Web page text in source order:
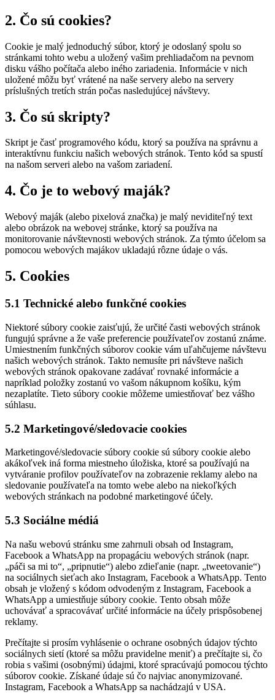
2. Čo sú cookies?
Cookie je malý jednoduchý súbor, ktorý je odoslaný spolu so
stránkami tohto webu a uložený vašim prehliadačom na pevnom
disku vášho počítača alebo iného zariadenia. Informácie v nich
uložené môžu byť vrátené na naše servery alebo na servery
príslušných tretích strán počas nasledujúcej návštevy.
3. Čo sú skripty?
Skript je časť programového kódu, ktorý sa používa na správnu a
interaktívnu funkciu našich webových stránok. Tento kód sa spustí
na našom serveri alebo na vašom zariadení.
4. Čo je to webový maják?
Webový maják (alebo pixelová značka) je malý neviditeľný text
alebo obrázok na webovej stránke, ktorý sa používa na
monitorovanie návštevnosti webových stránok. Za týmto účelom sa
pomocou webových majákov ukladajú rôzne údaje o vás.
5. Cookies
5.1 Technické alebo funkčné cookies
Niektoré súbory cookie zaisťujú, že určité časti webových stránok
fungujú správne a že vaše preferencie používateľov zostanú známe.
Umiestnením funkčných súborov cookie vám uľahčujeme návštevu
našich webových stránok. Takto nemusíte pri návšteve našich
webových stránok opakovane zadávať rovnaké informácie a
napríklad položky zostanú vo vašom nákupnom košíku, kým
nezaplatíte. Tieto súbory cookie môžeme umiestňovať bez vášho
súhlasu.
5.2 Marketingové/sledovacie cookies
Marketingové/sledovacie súbory cookie sú súbory cookie alebo
akákoľvek iná forma miestneho úložiska, ktoré sa používajú na
vytváranie profilov používateľov na zobrazenie reklamy alebo na
sledovanie používateľa na tomto webe alebo na niekoľkých
webových stránkach na podobné marketingové účely.
5.3 Sociálne médiá
Na našu webovú stránku sme zahrnuli obsah od Instagram,
Facebook a WhatsApp na propagáciu webových stránok (napr.
„páči sa mi to“, „pripnutie“) alebo zdieľanie (napr. „tweetovanie“)
na sociálnych sieťach ako Instagram, Facebook a WhatsApp. Tento
obsah je vložený s kódom odvodeným z Instagram, Facebook a
WhatsApp a umiestňuje súbory cookie. Tento obsah môže
uchovávať a spracovávať určité informácie na účely prispôsobenej
reklamy.
Prečítajte si prosím vyhlásenie o ochrane osobných údajov týchto
sociálnych sietí (ktoré sa môžu pravidelne meniť) a prečítajte si, čo
robia s vašimi (osobnými) údajmi, ktoré spracúvajú pomocou týchto
súborov cookie. Získané údaje sú čo najviac anonymizované.
Instagram, Facebook a WhatsApp sa nachádzajú v USA.